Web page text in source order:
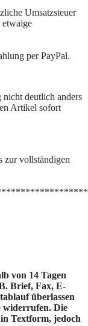
Umsatzsteuer
etwaige
per PayPal.
deutlich anders
Artikel sofort
zur vollständigen
von 14 Tagen
Brief, Fax, E-
überlassen
widerrufen. Die
Textform, jedoch